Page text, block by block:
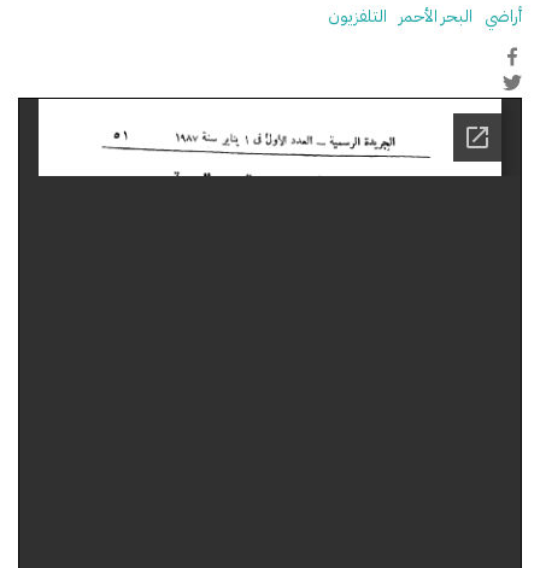
أراضي البحر الأحمر التلفزيون